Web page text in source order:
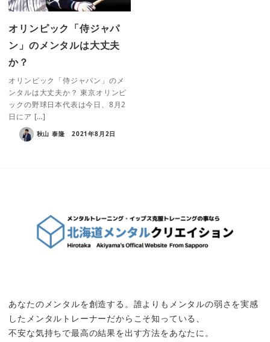
オリンピック「侍ジャパ
ン」のメンタルは大丈夫
か？
オリンピック「侍ジャパン」のメ
ンタルは大丈夫か？ 東京オリンピ
ックの野球日本代表は今日、8月2
日にア […]
秋山 泰隆 2021年8月2日
あなたのメンタルを創造する。誰よりもメンタルの弱さを実感
したメンタルトレーナーだからこそ知っている、
不安な気持ちで最高の結果を出す方法をあなたに。